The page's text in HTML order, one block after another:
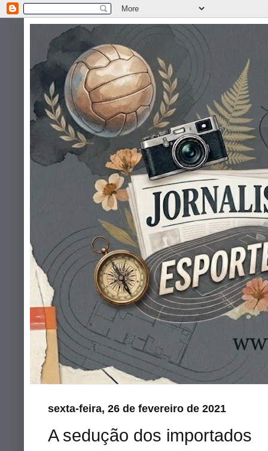
sexta-feira, 26 de fevereiro de 2021
A sedução dos importados